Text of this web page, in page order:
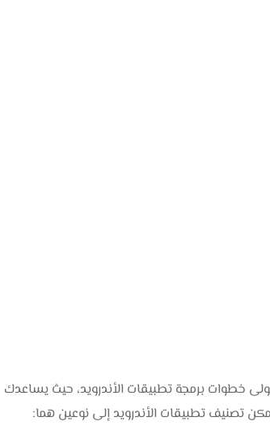
خطوات برمجة تطبيقات الأندرويد، حيث يساعدك
تصنيف تطبيقات الأندرويد إلى نوعين هما: